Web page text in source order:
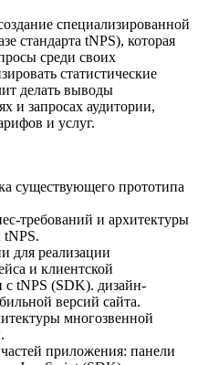
специализированной
стандарта tNPS), которая
среди своих
статистические
делать выводы
и запросах аудитории,
и услуг.
существующего прототипа
требований и архитектуры
для реализации
и клиентской
tNPS (SDK). дизайн-
версий сайта.
многозвенной
приложения: панели